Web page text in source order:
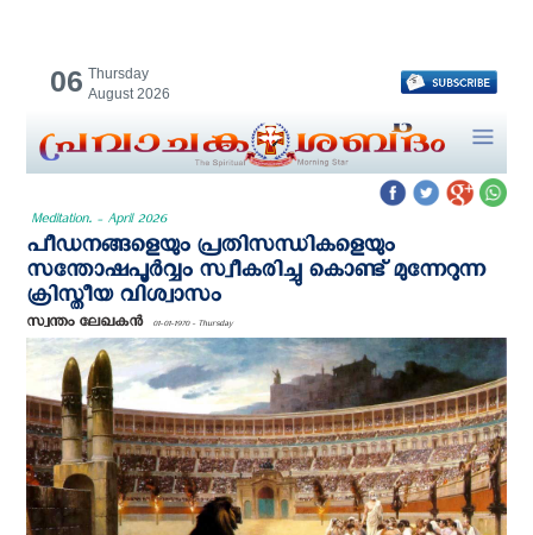
06 Thursday
August 2026
Meditation. - April 2026
പീഡനങ്ങളെയും പ്രതിസന്ധികളെയും
സന്തോഷപൂര്‍വ്വം സ്വീകരിച്ചു കൊണ്ട് മുന്നേറുന്ന
ക്രിസ്തീയ വിശ്വാസം
സ്വന്തം ലേഖകന്‍ 01-01-1970 - Thursday